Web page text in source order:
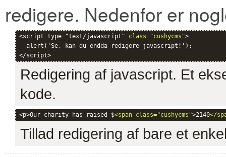
redigere. Nedenfor er
<script type="text/javascript" class="cushycms">
  alert('Se, kan du endda redigere javascript!');
Redigering af javascript. Et
kode.
<p>Our charity has raised $<span class="cushycms">2140</
Tillad redigering af bare et